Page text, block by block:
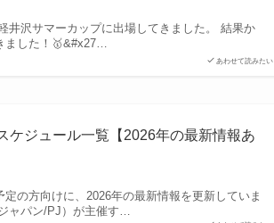
あわせて読みたい
井沢サマーカップに出場してきました。 結果か
ました！🥇&#x27…
ケジュール一覧【2026年の最新情報あ
の方向けに、2026年の最新情報を更新していま
ャパン/PJ）が主催す…